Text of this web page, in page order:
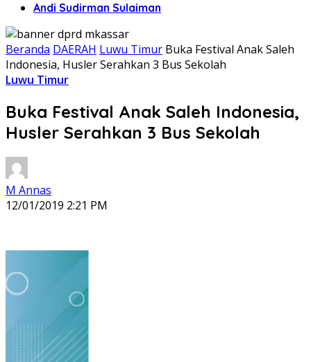
Andi Sudirman Sulaiman
Beranda DAERAH Luwu Timur Buka Festival Anak Saleh
Indonesia, Husler Serahkan 3 Bus Sekolah
Luwu Timur
Buka Festival Anak Saleh Indonesia,
Husler Serahkan 3 Bus Sekolah
M Annas
12/01/2019 2:21 PM